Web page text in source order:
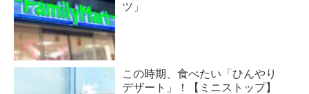
ツ」
この時期、食べたい「ひんやり
デザート」！【ミニストップ】